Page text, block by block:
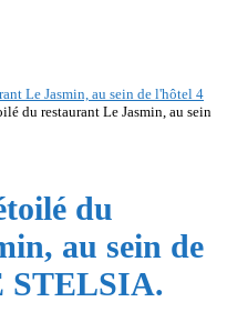
Le Jasmin, au sein de l'hôtel 4
du restaurant Le Jasmin, au sein
du
au sein de
STELSIA.